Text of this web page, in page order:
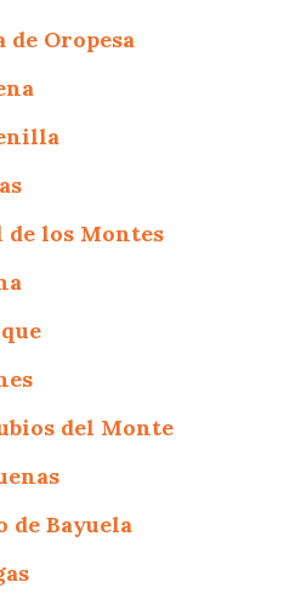
de Oropesa
de los Montes
del Monte
de Bayuela